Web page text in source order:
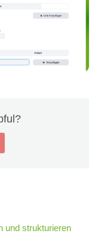
und strukturieren